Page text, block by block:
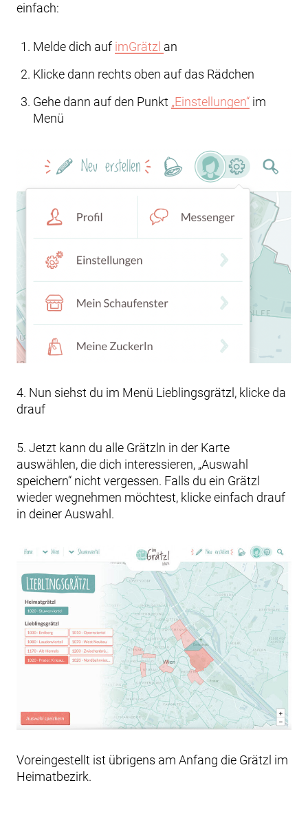
einfach:
Melde dich auf imGrätzl an
Klicke dann rechts oben auf das Rädchen
Gehe dann auf den Punkt „Einstellungen“ im
Menü
4. Nun siehst du im Menü Lieblingsgrätzl, klicke da
drauf
5. Jetzt kann du alle Grätzln in der Karte
auswählen, die dich interessieren, „Auswahl
speichern“ nicht vergessen. Falls du ein Grätzl
wieder wegnehmen möchtest, klicke einfach drauf
in deiner Auswahl.
Voreingestellt ist übrigens am Anfang die Grätzl im
Heimatbezirk.